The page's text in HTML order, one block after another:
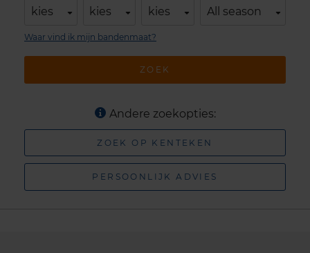
kies kies kies All season
ZOEK
Waar vind ik mijn bandenmaat?
Andere zoekopties:
ZOEK OP KENTEKEN
PERSOONLIJK ADVIES